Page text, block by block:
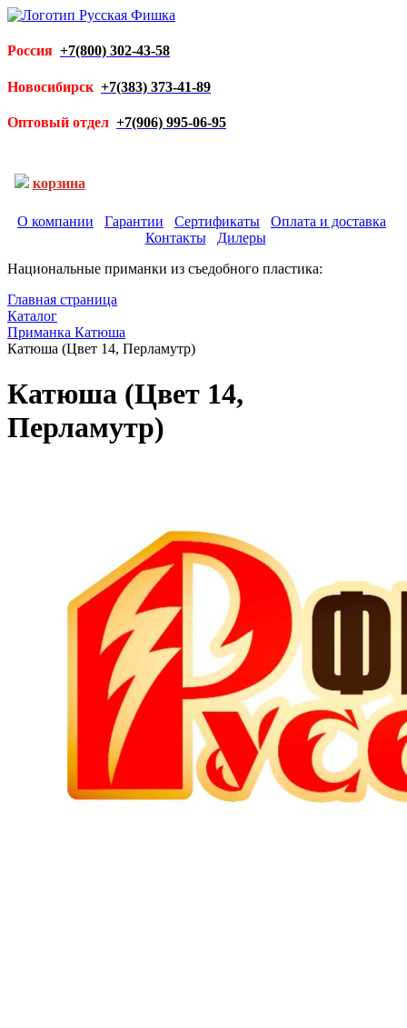
Россия +7(800) 302-43-58
Новосибирск +7(383) 373-41-89
Оптовый отдел +7(906) 995-06-95
корзина
О компании Гарантии Сертификаты
Оплата и доставка
Контакты
Дилеры
Национальные приманки из съедобного пластика:
Главная страница
Каталог
Приманка Катюша
Катюша (Цвет 14, Перламутр)
Катюша (Цвет 14,
Перламутр)